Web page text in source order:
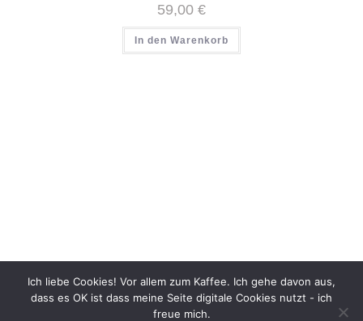
59,00 €
In den Warenkorb
Datenschutz
Ich liebe Cookies! Vor allem zum Kaffee. Ich gehe davon aus,
dass es OK ist dass meine Seite digitale Cookies nutzt - ich
freue mich.